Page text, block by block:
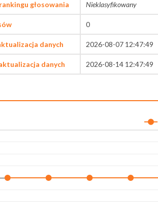
głosowania Nieklasyfikowany
0
danych 2026-08-07 12:47:49
danych 2026-08-14 12:47:49